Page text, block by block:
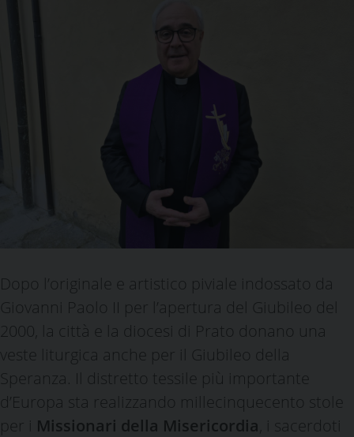
Dopo l’originale e artistico piviale indossato da
Giovanni Paolo II per l’apertura del Giubileo del
2000, la città e la diocesi di Prato donano una
veste liturgica anche per il Giubileo della
Speranza. Il distretto tessile più importante
d’Europa sta realizzando millecinquecento stole
per i Missionari della Misericordia , i sacerdoti